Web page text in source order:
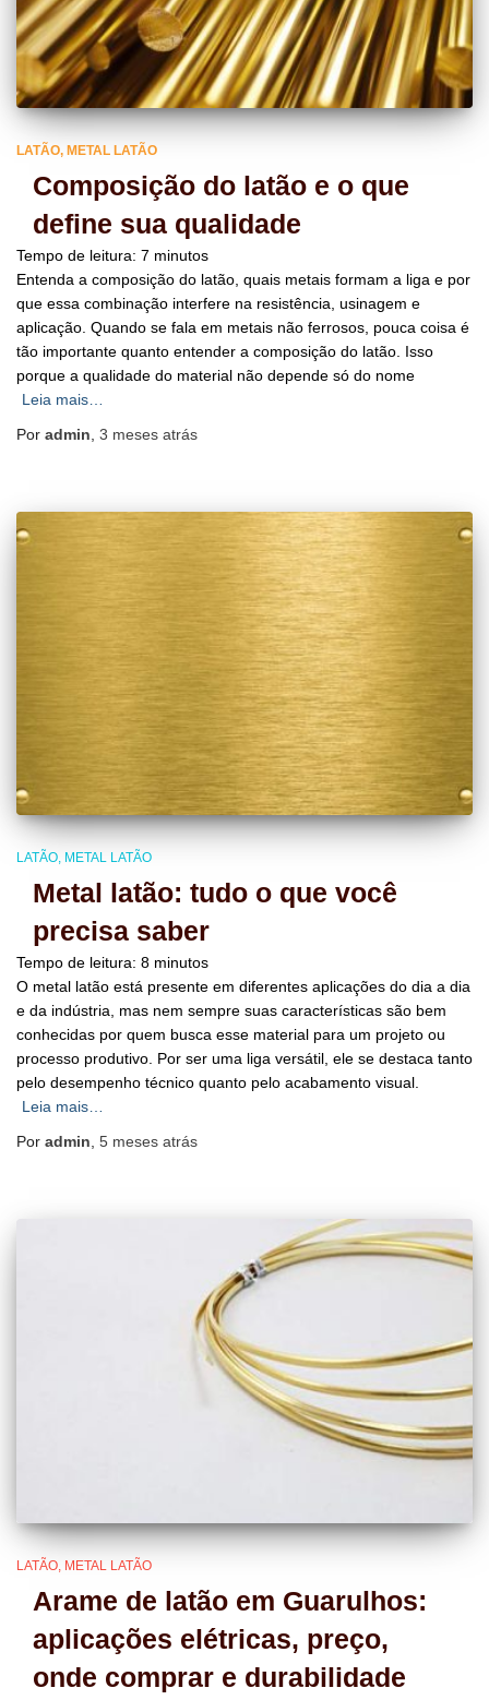
LATÃO METAL LATÃO
Composição do latão e o que
define sua qualidade
Tempo de leitura: 7 minutos
Entenda a composição do latão, quais metais formam a liga e por
que essa combinação interfere na resistência, usinagem e
aplicação. Quando se fala em metais não ferrosos, pouca coisa é
tão importante quanto entender a composição do latão. Isso
porque a qualidade do material não depende só do nome
Leia mais…
Por admin 3 meses atrás
LATÃO METAL LATÃO
Metal latão: tudo o que você
precisa saber
Tempo de leitura: 8 minutos
O metal latão está presente em diferentes aplicações do dia a dia
e da indústria, mas nem sempre suas características são bem
conhecidas por quem busca esse material para um projeto ou
processo produtivo. Por ser uma liga versátil, ele se destaca tanto
pelo desempenho técnico quanto pelo acabamento visual.
Leia mais…
Por admin, 5 meses atrás
LATÃO METAL LATÃO
Arame de latão em Guarulhos:
aplicações elétricas, preço,
onde comprar e durabilidade